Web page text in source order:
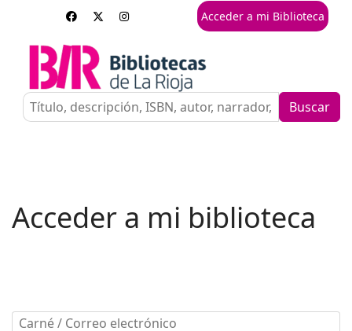
Acceder a mi Biblioteca
Buscar
Acceder a mi biblioteca